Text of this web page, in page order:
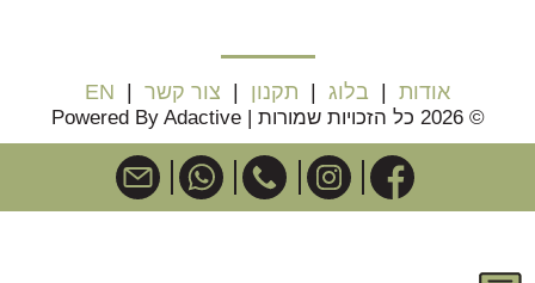
אודות | בלוג | תקנון | צור קשר |
EN
© 2026 כל הזכויות שמורות | Powered By Adactive